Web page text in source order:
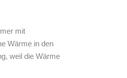
mit
Wärme in den
weil die Wärme